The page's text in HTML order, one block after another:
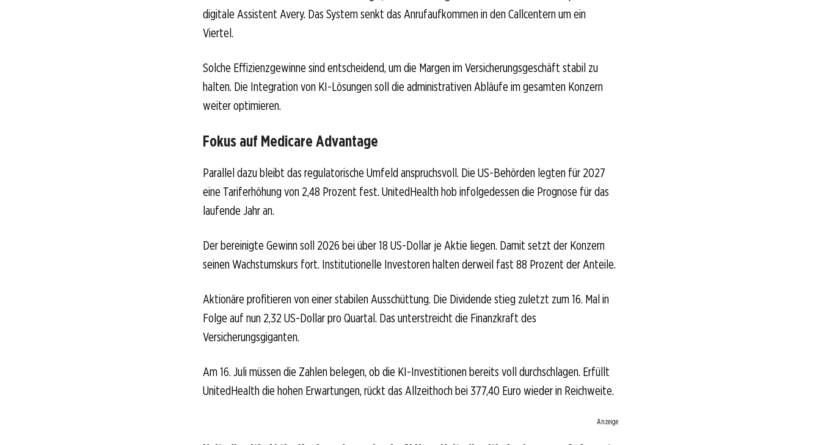
digitale Assistent Avery. Das System senkt das Anrufaufkommen in den Callcentern um ein
Viertel.
Solche Effizienzgewinne sind entscheidend, um die Margen im Versicherungsgeschäft stabil zu
halten. Die Integration von KI-Lösungen soll die administrativen Abläufe im gesamten Konzern
weiter optimieren.
Fokus auf Medicare Advantage
Parallel dazu bleibt das regulatorische Umfeld anspruchsvoll. Die US-Behörden legten für 2027
eine Tariferhöhung von 2,48 Prozent fest. UnitedHealth hob infolgedessen die Prognose für das
laufende Jahr an.
Der bereinigte Gewinn soll 2026 bei über 18 US-Dollar je Aktie liegen. Damit setzt der Konzern
seinen Wachstumskurs fort. Institutionelle Investoren halten derweil fast 88 Prozent der Anteile.
Aktionäre profitieren von einer stabilen Ausschüttung. Die Dividende stieg zuletzt zum 16. Mal in
Folge auf nun 2,32 US-Dollar pro Quartal. Das unterstreicht die Finanzkraft des
Versicherungsgiganten.
Am 16. Juli müssen die Zahlen belegen, ob die KI-Investitionen bereits voll durchschlagen. Erfüllt
UnitedHealth die hohen Erwartungen, rückt das Allzeithoch bei 377,40 Euro wieder in Reichweite.
Anzeige